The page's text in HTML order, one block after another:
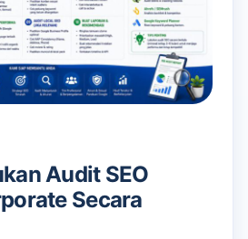
Audit SEO
Secara